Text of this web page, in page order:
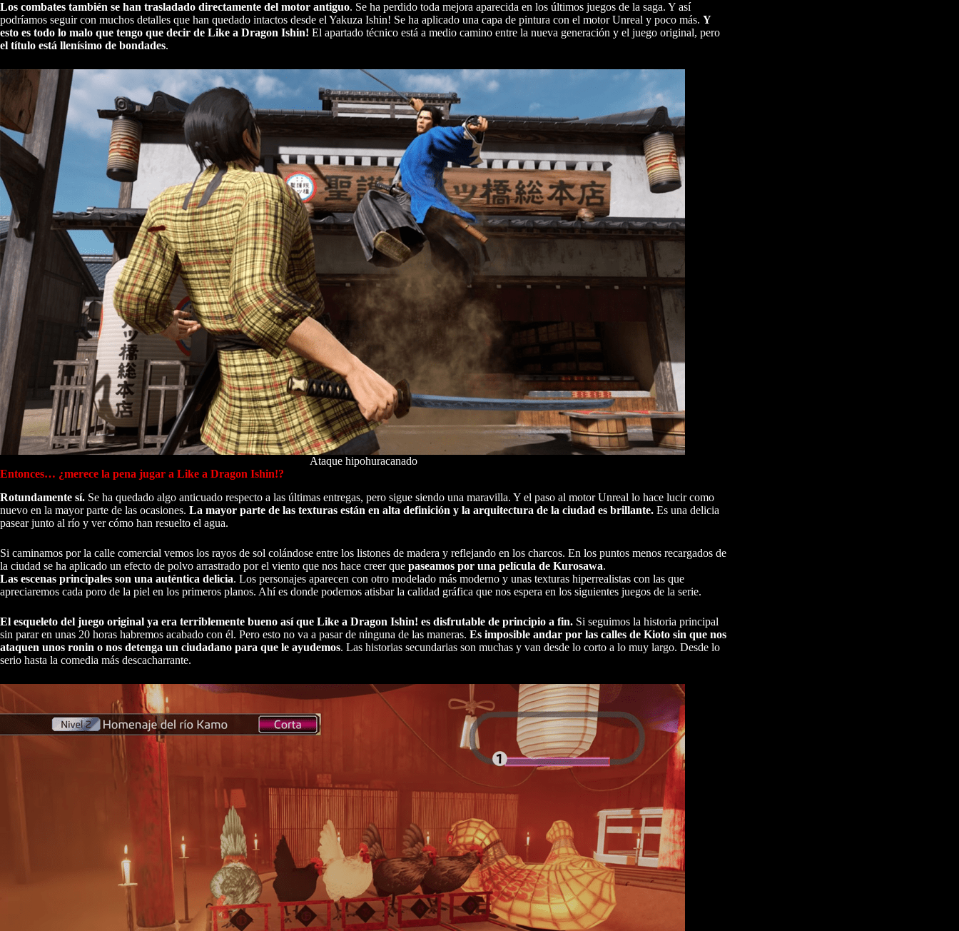
Los combates también se han trasladado directamente del motor antiguo. Se ha perdido toda mejora aparecida en los últimos juegos de la saga. Y así
podríamos seguir con muchos detalles que han quedado intactos desde el Yakuza Ishin! Se ha aplicado una capa de pintura con el motor Unreal y poco más. Y
esto es todo lo malo que tengo que decir de Like a Dragon Ishin! El apartado técnico está a medio camino entre la nueva generación y el juego original, pero
el título está llenísimo de bondades.
Ataque hipohuracanado
Entonces… ¿merece la pena jugar a Like a Dragon Ishin!?
Rotundamente sí. Se ha quedado algo anticuado respecto a las últimas entregas, pero sigue siendo una maravilla. Y el paso al motor Unreal lo hace lucir como
nuevo en la mayor parte de las ocasiones. La mayor parte de las texturas están en alta definición y la arquitectura de la ciudad es brillante. Es una delicia
pasear junto al río y ver cómo han resuelto el agua.
Si caminamos por la calle comercial vemos los rayos de sol colándose entre los listones de madera y reflejando en los charcos. En los puntos menos recargados de
la ciudad se ha aplicado un efecto de polvo arrastrado por el viento que nos hace creer que paseamos por una película de Kurosawa.
Las escenas principales son una auténtica delicia. Los personajes aparecen con otro modelado más moderno y unas texturas hiperrealistas con las que
apreciaremos cada poro de la piel en los primeros planos. Ahí es donde podemos atisbar la calidad gráfica que nos espera en los siguientes juegos de la serie.
El esqueleto del juego original ya era terriblemente bueno así que Like a Dragon Ishin! es disfrutable de principio a fin. Si seguimos la historia principal
sin parar en unas 20 horas habremos acabado con él. Pero esto no va a pasar de ninguna de las maneras. Es imposible andar por las calles de Kioto sin que nos
ataquen unos ronin o nos detenga un ciudadano para que le ayudemos. Las historias secundarias son muchas y van desde lo corto a lo muy largo. Desde lo
serio hasta la comedia más descacharrante.